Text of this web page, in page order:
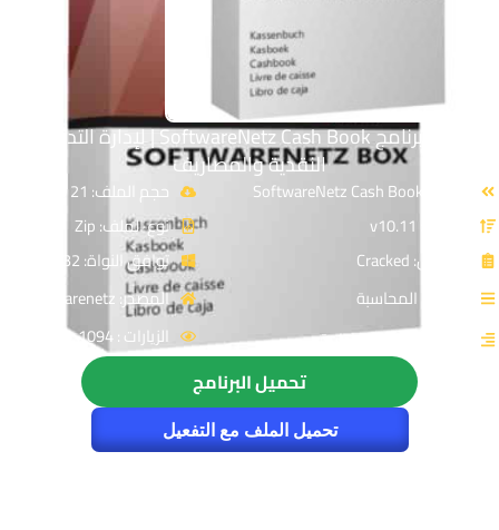
تحميل برنامج SoftwareNetz Cash Book | لإدارة التدفقات
النقدية والمصاريف
الترخيص: Cracked
القسم: المحاسبة
التصنيف: محاسبة إدارية
حجم الملف: 21 MB
نوع الملف: Zip
توافق النواة: 32 & 64-Bit
المصدر: softwarenetz
الزيارات : 1094
تحميل البرنامج
تحميل الملف مع التفعيل